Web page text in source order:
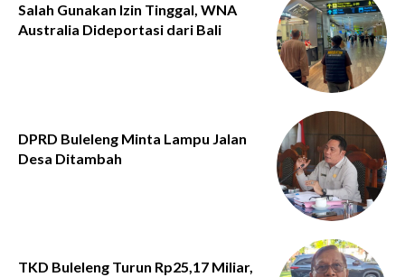
Salah Gunakan Izin Tinggal, WNA
Australia Dideportasi dari Bali
DPRD Buleleng Minta Lampu Jalan
Desa Ditambah
TKD Buleleng Turun Rp25,17 Miliar,